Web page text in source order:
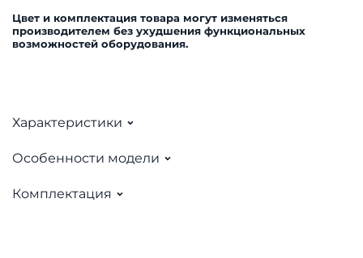
Цвет и комплектация товара могут изменяться
производителем без ухудшения функциональных
возможностей оборудования.
Характеристики
Особенности модели
Комплектация